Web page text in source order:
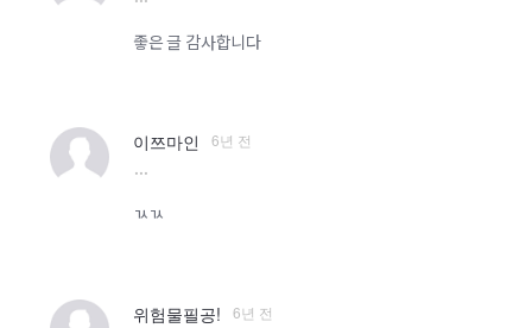
좋은 글 감사합니다
이쯔마인 6년 전
ㄳㄳ
위험물필공! 6년 전